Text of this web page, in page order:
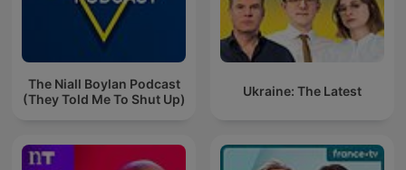
The Niall Boylan Podcast
(They Told Me To Shut Up)
Ukraine: The Latest